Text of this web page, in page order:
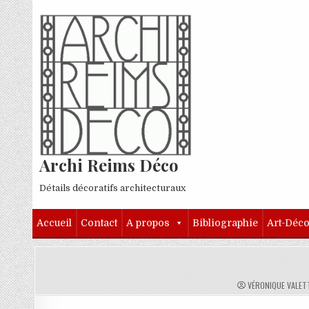
Skip to content
Archi Reims Déco
Détails décoratifs architecturaux
Accueil Contact A propos Bibliographie Art-Déco
AUTHOR:
VÉRONIQUE